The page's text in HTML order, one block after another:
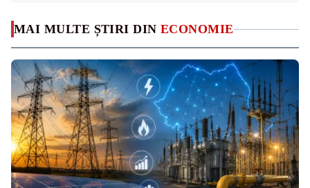
MAI MULTE ȘTIRI DIN ECONOMIE